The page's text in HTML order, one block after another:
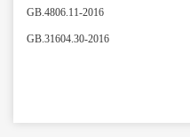
GB.4806.11-2016
GB.31604.30-2016